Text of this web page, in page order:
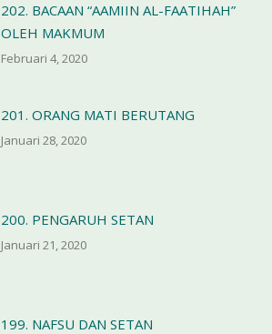
202. BACAAN “AAMIIN AL-FAATIHAH”
OLEH MAKMUM
Februari 4, 2020
201. ORANG MATI BERUTANG
Januari 28, 2020
200. PENGARUH SETAN
Januari 21, 2020
199. NAFSU DAN SETAN